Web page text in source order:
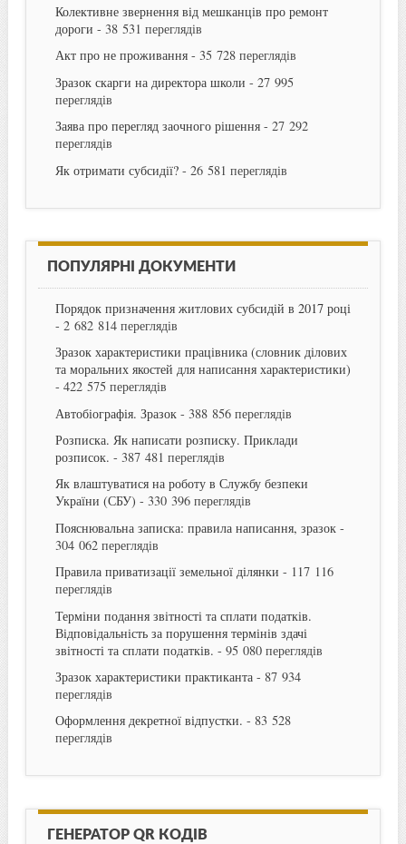
Колективне звернення від мешканців про ремонт
дороги - 38 531 переглядів
Акт про не проживання- 35 728 переглядів
Зразок скарги на директора школи - 27 995
переглядів
Заява про перегляд заочного рішення- 27 292
переглядів
Як отримати субсидії?- 26 581 переглядів
ПОПУЛЯРНІ ДОКУМЕНТИ
Порядок призначення житлових субсидій в 2017 році
- 2 682 814 переглядів
Зразок характеристики працівника (словник ділових
та моральних якостей для написання характеристики)
- 422 575 переглядів
Автобіографія. Зразок- 388 856 переглядів
Розписка. Як написати розписку. Приклади
розписок. - 387 481 переглядів
Як влаштуватися на роботу в Службу безпеки
України (СБУ) - 330 396 переглядів
Пояснювальна записка: правила написання, зразок-
304 062 переглядів
Правила приватизації земельної ділянки - 117 116
переглядів
Терміни подання звітності та сплати податків.
Відповідальність за порушення термінів здачі
звітності та сплати податків. - 95 080 переглядів
Зразок характеристики практиканта- 87 934
переглядів
Оформлення декретної відпустки. - 83 528
переглядів
ГЕНЕРАТОР QR КОДІВ